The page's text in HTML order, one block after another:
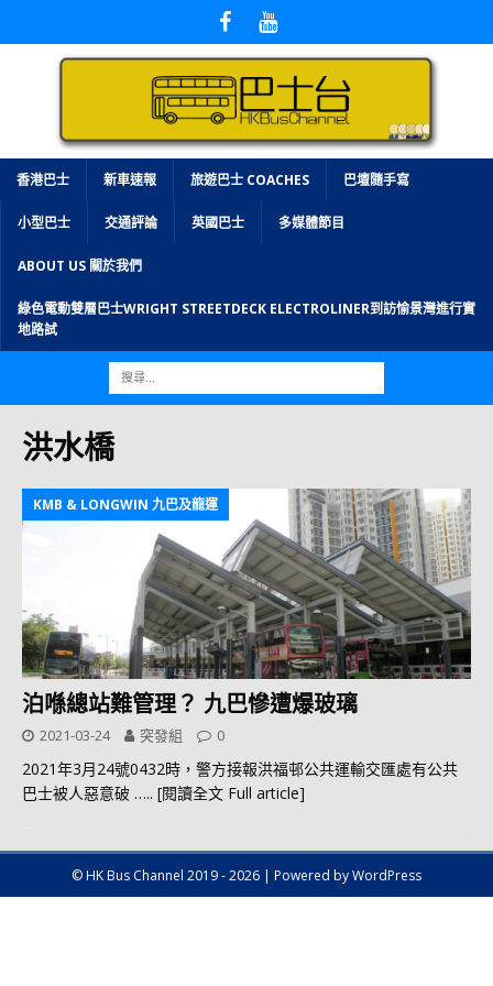
香港巴士 新車速報 旅遊巴士 COACHES 巴壇隨手寫
小型巴士 交通評論 英國巴士 多媒體節目
ABOUT US 關於我們
綠色電動雙層巴士WRIGHT STREETDECK ELECTROLINER到訪愉景灣進行實
地路試
洪水橋
KMB & LONGWIN 九巴及龍運
泊喺總站難管理？ 九巴慘遭爆玻璃
2021-03-24 突發組 0
2021年3月24號0432時，警方接報洪福邨公共運輸交匯處有公共
巴士被人惡意破 ….. [閱讀全文 Full article]
© HK Bus Channel 2019 - 2026 | Powered by WordPress